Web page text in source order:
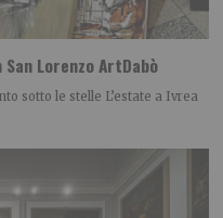
Lorenzo ArtDabò
sotto le stelle L’estate a Ivrea